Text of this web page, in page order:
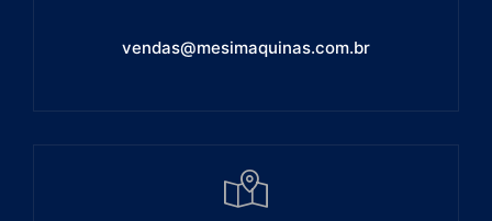
vendas@mesimaquinas.com.br